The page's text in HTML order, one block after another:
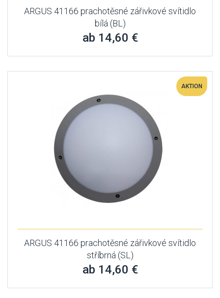
ARGUS 41166 prachotěsné zářivkové svítidlo
bílá (BL)
ab 14,60 €
AKTION
ARGUS 41166 prachotěsné zářivkové svítidlo
stříbrná (SL)
ab 14,60 €